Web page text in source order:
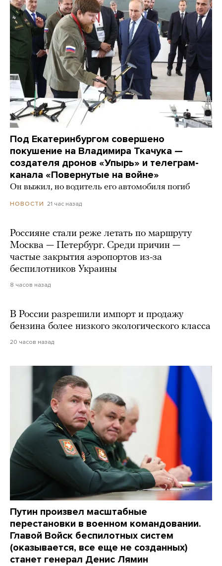
Под Екатеринбургом совершено
покушение на Владимира Ткачука —
создателя дронов «Упырь» и телеграм-
канала «Повернутые на войне»
Он выжил, но водитель его автомобиля погиб
НОВОСТИ 21 час назад
Россияне стали реже летать по маршруту
Москва — Петербург. Среди причин —
частые закрытия аэропортов из-за
беспилотников Украины
8 часов назад
В России разрешили импорт и продажу
бензина более низкого экологического класса
20 часов назад
Путин произвел масштабные
перестановки в военном командовании.
Главой Войск беспилотных систем
(оказывается, все еще не созданных)
станет генерал Денис Лямин